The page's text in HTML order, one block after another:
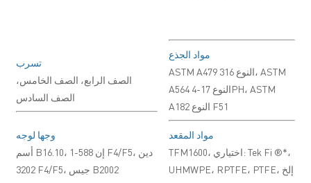
تسرب
الصف الرابع، الصف الخامس،
الصف السادس
مواد الجذع
ASTM A479 النوع 316، ASTM
A564 النوع 17-4PH، ASTM
A182 النوع F51
وجها لوجه
أسم B16.10، إن 588-1 F4/F5، دين
3202 F4/F5، جيس B2002
مواد المقعد
TFM1600، اختياري: Tek Fi ®*،
UHMWPE، RPTFE، PTFE، إلخ